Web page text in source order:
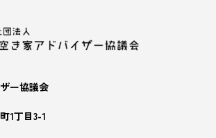
ー協議会
1丁目3-1